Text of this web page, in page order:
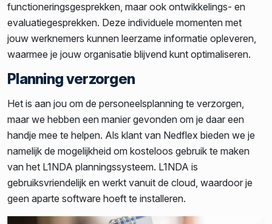
functioneringsgesprekken, maar ook ontwikkelings- en
evaluatiegesprekken. Deze individuele momenten met
jouw werknemers kunnen leerzame informatie opleveren,
waarmee je jouw organisatie blijvend kunt optimaliseren.
Planning verzorgen
Het is aan jou om de personeelsplanning te verzorgen,
maar we hebben een manier gevonden om je daar een
handje mee te helpen. Als klant van Nedflex bieden we je
namelijk de mogelijkheid om kosteloos gebruik te maken
van het L1NDA planningssysteem. L1NDA is
gebruiksvriendelijk en werkt vanuit de cloud, waardoor je
geen aparte software hoeft te installeren.